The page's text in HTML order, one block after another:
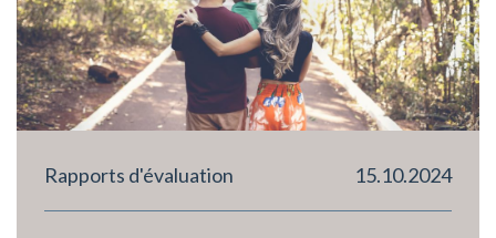
Rapports d'évaluation 15.10.2024